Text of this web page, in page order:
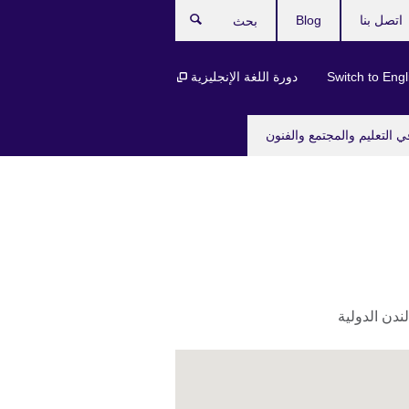
التعليم والمجتمع والفنون
Switch to دورة اللغة الإنجليزية
اتصل بنا Blog
الدولية